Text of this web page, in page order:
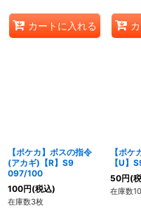
カートに入れる
【ポケカ】ボスの指令
(アカギ)【R】S9
097/100
100円(税込)
在庫数3枚
【ポ
【U】
50円(
在庫数